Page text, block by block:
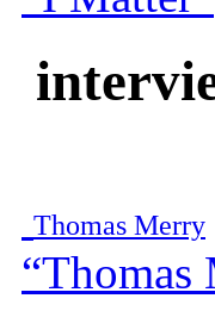
Thomas Merry
“Thomas